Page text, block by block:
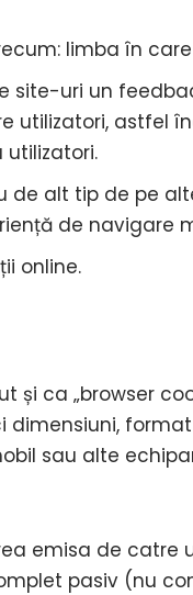
limba în
site-uri un
utilizatori, astfel
de alt tip de pe
de navigare
online.
ca „browser
dimensiuni,
sau alte
emisa de catre
pasiv (nu